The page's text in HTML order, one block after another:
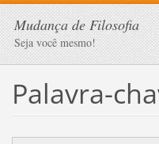
Mudança de Filosofia
Seja você mesmo!
Palavra-